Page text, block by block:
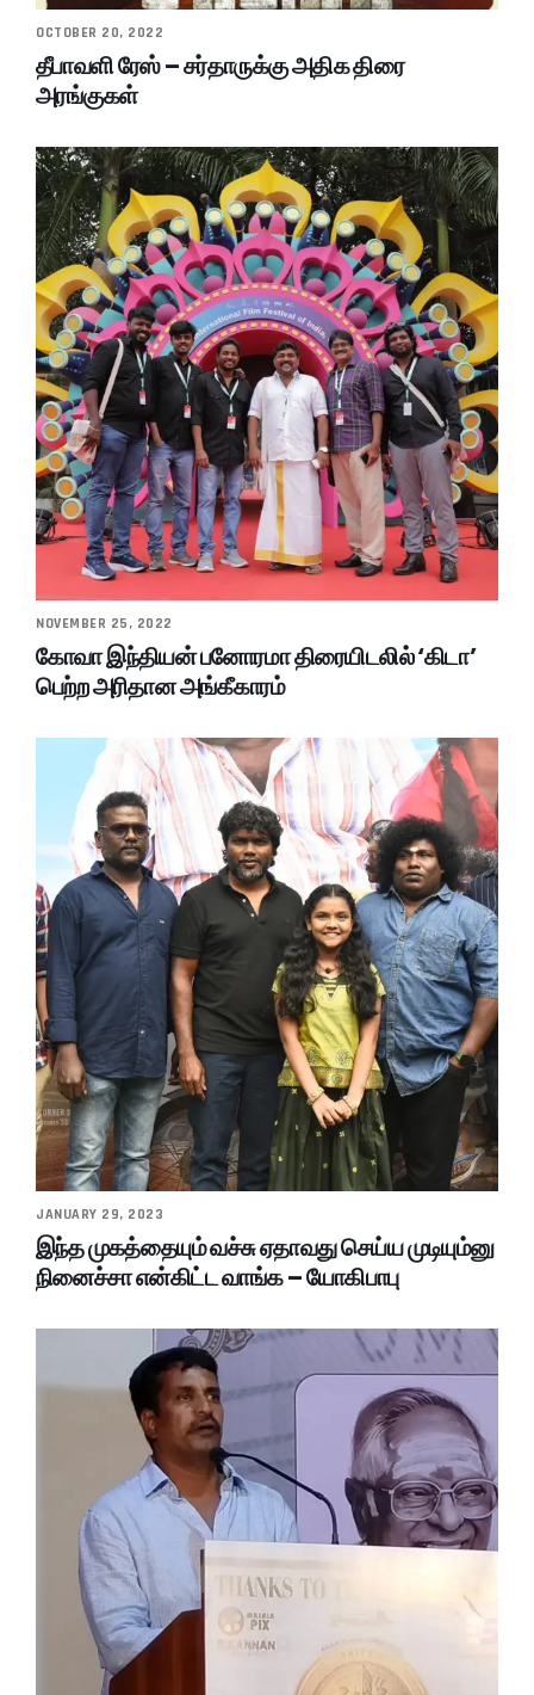
OCTOBER 20, 2022
தீபாவளி ரேஸ் – சர்தாருக்கு அதிக திரை
அரங்குகள்
NOVEMBER 25, 2022
கோவா இந்தியன் பனோரமா திரையிடலில் ‘கிடா’
பெற்ற அரிதான அங்கீகாரம்
JANUARY 29, 2023
இந்த முகத்தையும் வச்சு ஏதாவது செய்ய முடியும்னு
நினைச்சா என்கிட்ட வாங்க – யோகிபாபு